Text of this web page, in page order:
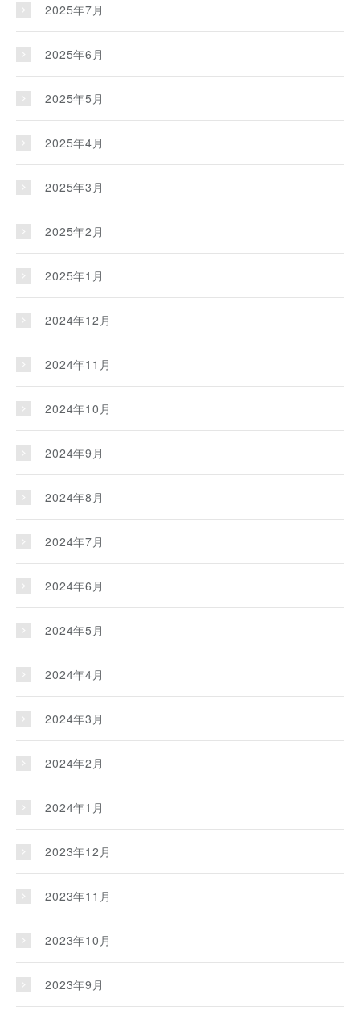
2025年7月
2025年6月
2025年5月
2025年4月
2025年3月
2025年2月
2025年1月
2024年12月
2024年11月
2024年10月
2024年9月
2024年8月
2024年7月
2024年6月
2024年5月
2024年4月
2024年3月
2024年2月
2024年1月
2023年12月
2023年11月
2023年10月
2023年9月